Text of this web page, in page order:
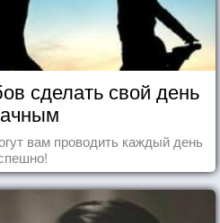
сделать свой день
вам проводить каждый день